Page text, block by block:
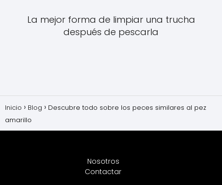
La mejor forma de limpiar una trucha
después de pescarla
Inicio Blog
Descubre todo sobre los peces similares al pez
amarillo
Nosotros
Contactar